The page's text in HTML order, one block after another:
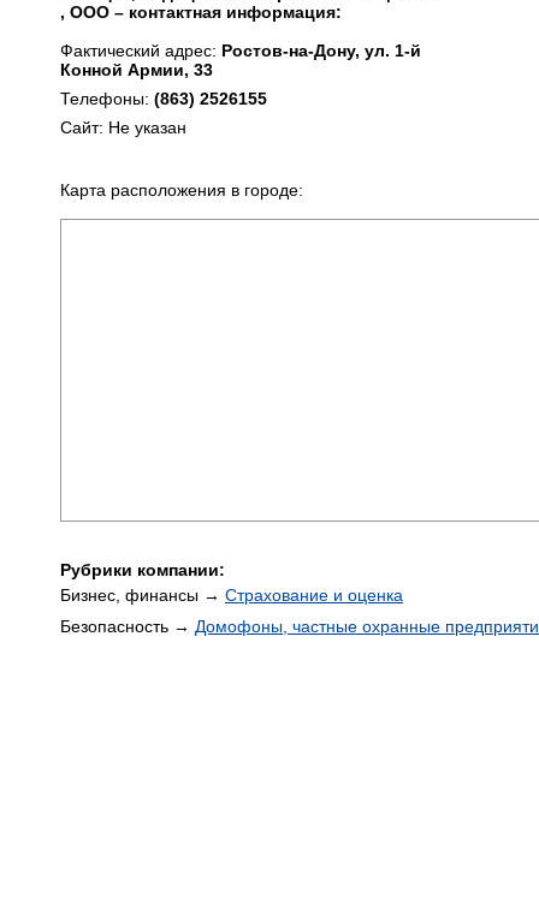
, ООО – контактная информация:
Фактический адрес: Ростов-на-Дону, ул. 1-й
Конной Армии, 33
Телефоны: (863) 2526155
Сайт: Не указан
Карта расположения в городе:
Рубрики компании:
Бизнес, финансы → Страхование и оценка
Безопасность → Домофоны, частные охранные